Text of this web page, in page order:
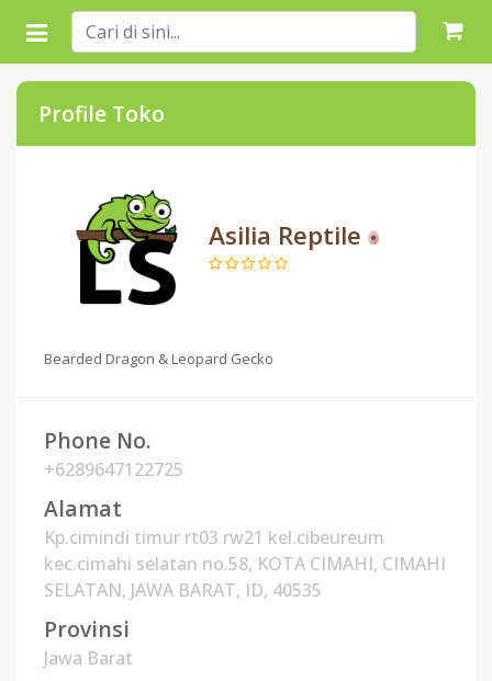
Profile Toko
Asilia Reptile
Bearded Dragon & Leopard Gecko
Phone No.
+6289647122725
Alamat
Kp.cimindi timur rt03 rw21 kel.cibeureum
kec.cimahi selatan no.58, KOTA CIMAHI, CIMAHI
SELATAN, JAWA BARAT, ID, 40535
Provinsi
Jawa Barat